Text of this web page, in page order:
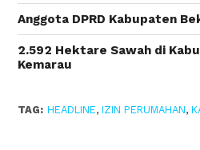
Anggota DPRD Kabupaten
2.592 Hektare Sawah di
Kemarau
TAG: HEADLINE, IZIN PERUMAHAN,